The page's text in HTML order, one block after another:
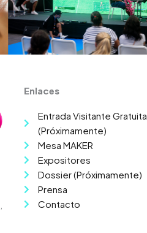
Enlaces
Entrada Visitante Gratuita
(Próximamente)
Mesa MAKER
Expositores
Dossier (Próximamente)
Prensa
Contacto